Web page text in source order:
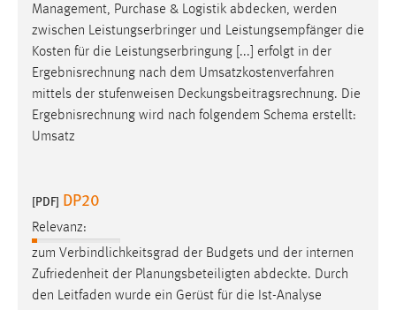
Management, Purchase & Logistik abdecken, werden
zwischen Leistungserbringer und Leistungsempfänger die
Kosten für die Leistungserbringung [...] erfolgt in der
Ergebnisrechnung nach dem Umsatzkostenverfahren
mittels der stufenweisen Deckungsbeitragsrechnung. Die
Ergebnisrechnung wird nach folgendem Schema erstellt:
Umsatz
[PDF] DP20
Relevanz:
zum Verbindlichkeitsgrad der Budgets und der internen
Zufriedenheit der Planungsbeteiligten abdeckte. Durch
den Leitfaden wurde ein Gerüst für die Ist-Analyse
einloggen zu können.
Cookie Laufzeit:
24 Stunden
STATISTIK
unsere Besucher unsere Website nutzen.
Matomo
Name:
_pk_ref, _pk_cvar, _pk_id, _pk_ses